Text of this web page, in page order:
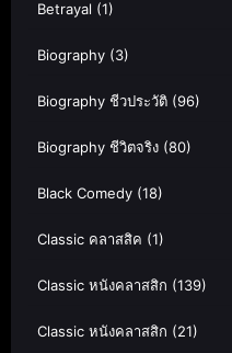
Betrayal (1)
Biography (3)
Biography ชีวประวัติ (96)
Biography ชีวิตจริง (80)
Black Comedy (18)
Classic คลาสสิค (1)
Classic หนังคลาสสิก (139)
Classic หนังคลาสสิก (21)